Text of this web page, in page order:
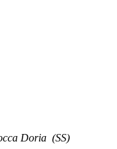
Doria (SS)